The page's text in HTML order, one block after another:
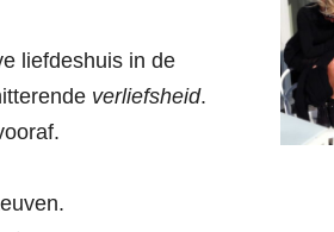
liefdeshuis in de
verliefsheid.